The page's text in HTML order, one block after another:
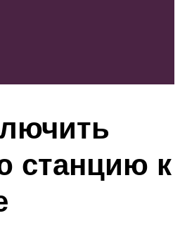
станцию к